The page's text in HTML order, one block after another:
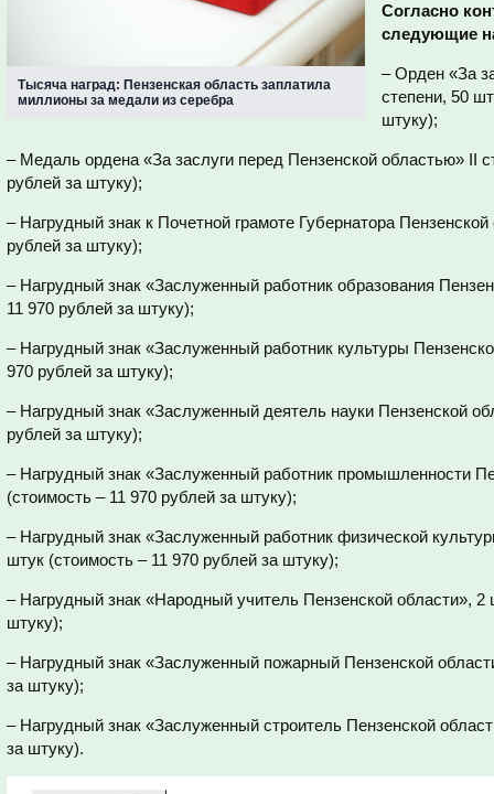
Тысяча наград: Пензенская область заплатила
миллионы за медали из серебра
Согласно
следующие
– Орден «За
степени, 50
штуку);
– Медаль ордена «За заслуги перед Пензенской областью» II
рублей за штуку);
– Нагрудный знак к Почетной грамоте Губернатора
рублей за штуку);
– Нагрудный знак «Заслуженный работник образования
11 970 рублей за штуку);
– Нагрудный знак «Заслуженный работник культуры
970 рублей за штуку);
– Нагрудный знак «Заслуженный деятель науки Пензенской
рублей за штуку);
– Нагрудный знак «Заслуженный работник промышленности
(стоимость – 11 970 рублей за штуку);
– Нагрудный знак «Заслуженный работник физической
штук (стоимость – 11 970 рублей за штуку);
– Нагрудный знак «Народный учитель Пензенской области», 2
штуку);
– Нагрудный знак «Заслуженный пожарный Пензенской
за штуку);
– Нагрудный знак «Заслуженный строитель Пензенской
за штуку).